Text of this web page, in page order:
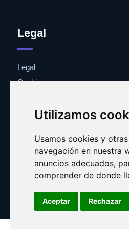
Utilizamos
Usamos cookies y
navegación en nuestra
anuncios adecuados,
comprender de donde
Aceptar Rechazar
Legal
Legal
Cookies